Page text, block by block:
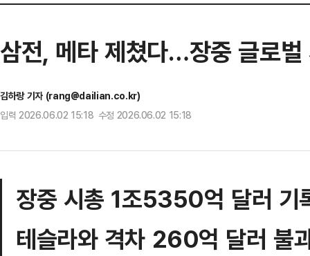
삼전, 메타 제쳤다…장중 글로
김하랑 기자 (rang@dailian.co.kr)
입력 2026.06.02 15:18 수정 2026.06.02 15:18
장중 시총 1조5350억 달러 기
테슬라와 격차 260억 달러 불